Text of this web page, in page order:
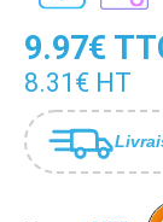
9.97€
8.31€ HT